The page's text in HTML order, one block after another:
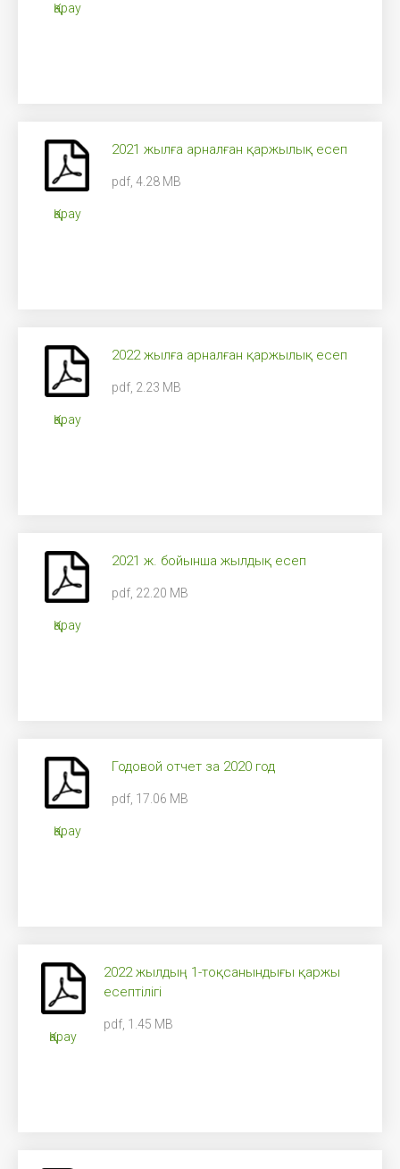
Қарау
Қарау
2021 жылға арналған қаржылық есеп
pdf, 4.28 MB
Қарау
2022 жылға арналған қаржылық есеп
pdf, 2.23 MB
Қарау
2021 ж. бойынша жылдық есеп
pdf, 22.20 MB
Қарау
Годовой отчет за 2020 год
pdf, 17.06 MB
Қарау
2022 жылдың 1-тоқсанындығы қаржы
есептілігі
pdf, 1.45 MB